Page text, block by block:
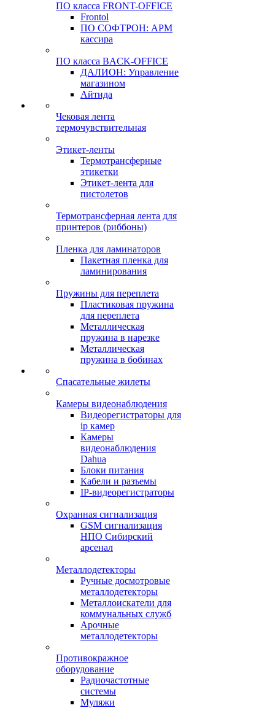
ПО класса FRONT-OFFICE
Frontol
ПО СОФТРОН: АРМ
кассира
ПО класса BACK-OFFICE
ДАЛИОН: Управление
магазином
Айтида
Чековая лента
термочувствительная
Этикет-ленты
Термотрансферные
этикетки
Этикет-лента для
пистолетов
Термотрансферная лента для
принтеров (риббоны)
Пленка для ламинаторов
Пакетная пленка для
ламинирования
Пружины для переплета
Пластиковая пружина
для переплета
Металлическая
пружина в нарезке
Металлическая
пружина в бобинах
Спасательные жилеты
Камеры видеонаблюдения
Видеорегистраторы для
ip камер
Камеры
видеонаблюдения
Dahua
Блоки питания
Кабели и разъемы
IP-видеорегистраторы
Охранная сигнализация
GSM сигнализация
НПО Сибирский
арсенал
Металлодетекторы
Ручные досмотровые
металлодетекторы
Металлоискатели для
коммунальных служб
Арочные
металлодетекторы
Противокражное
оборудование
Радиочастотные
системы
Муляжи